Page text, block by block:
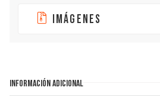
IMÁGENES
INFORMACIÓN ADICIONAL